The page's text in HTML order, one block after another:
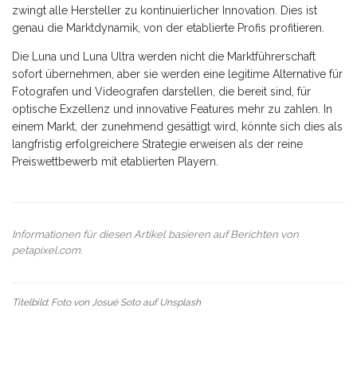
zwingt alle Hersteller zu kontinuierlicher Innovation. Dies ist
genau die Marktdynamik, von der etablierte Profis profitieren.
Die Luna und Luna Ultra werden nicht die Marktführerschaft
sofort übernehmen, aber sie werden eine legitime Alternative für
Fotografen und Videografen darstellen, die bereit sind, für
optische Exzellenz und innovative Features mehr zu zahlen. In
einem Markt, der zunehmend gesättigt wird, könnte sich dies als
langfristig erfolgreichere Strategie erweisen als der reine
Preiswettbewerb mit etablierten Playern.
Informationen für diesen Artikel basieren auf Berichten von
petapixel.com.
Titelbild: Foto von Josué SotoaufUnsplash